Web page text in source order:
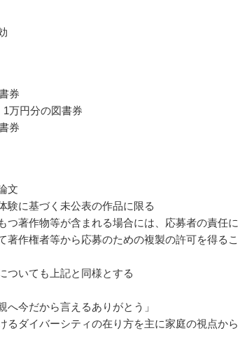
券
万円分の図書券
券
文
験に基づく未公表の作品に限る
著作物等が含まれる場合には、応募者の責任に
著作権者等から応募のための複製の許可を得るこ
ついても上記と同様とする
へ今だから言えるありがとう」
ダイバーシティの在り方を主に家庭の視点から